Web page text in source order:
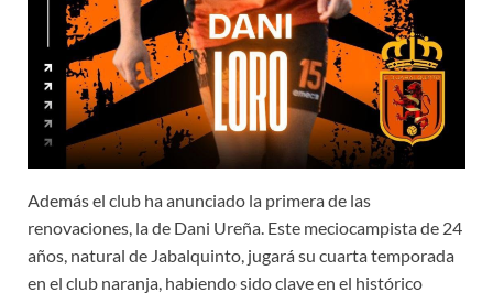
Además el club ha anunciado la primera de las
renovaciones, la de Dani Ureña. Este meciocampista de 24
años, natural de Jabalquinto, jugará su cuarta temporada
en el club naranja, habiendo sido clave en el histórico